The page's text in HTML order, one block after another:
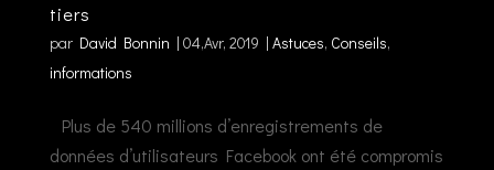
tiers
par David Bonnin | 04,Avr, 2019 | Astuces, Conseils,
informations
Plus de 540 millions d’enregistrements de
données d’utilisateurs Facebook ont été compromis